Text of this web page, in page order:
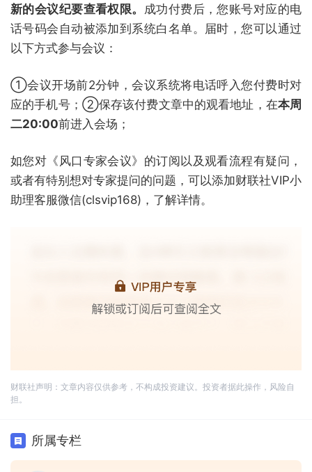
新的会议纪要查看权限。 成功付费后，您账号对应的电
话号码会自动被添加到系统白名单。届时，您可以通过
以下方式参与会议：
①会议开场前2分钟，会议系统将电话呼入您付费时对
应的手机号；②保存该付费文章中的观看地址，在本周
二20:00前进入会场；
如您对《风口专家会议》的订阅以及观看流程有疑问，
或者有特别想对专家提问的问题，可以添加财联社VIP小
助理客服微信(clsvip168)，了解详情。
财联社声明：文章内容仅供参考，不构成投资建议。投资者据此操作，风险自
担。
所属专栏